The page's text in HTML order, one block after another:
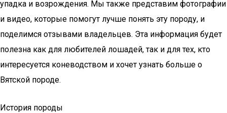
упадка и возрождения. Мы также представим фотографии
и видео, которые помогут лучше понять эту породу, и
поделимся отзывами владельцев. Эта информация будет
полезна как для любителей лошадей, так и для тех, кто
интересуется коневодством и хочет узнать больше о
Вятской породе.
История породы